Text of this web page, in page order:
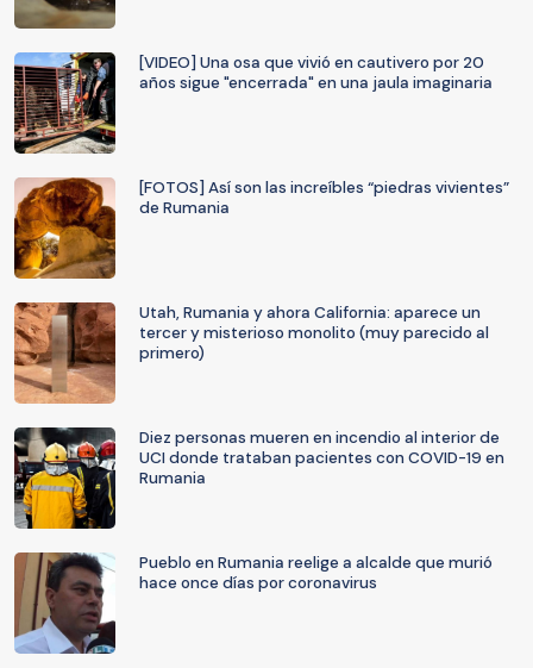
[VIDEO] Una osa que vivió en cautivero por 20
años sigue "encerrada" en una jaula imaginaria
[FOTOS] Así son las increíbles “piedras vivientes”
de Rumania
Utah, Rumania y ahora California: aparece un
tercer y misterioso monolito (muy parecido al
primero)
Diez personas mueren en incendio al interior de
UCI donde trataban pacientes con COVID-19 en
Rumania
Pueblo en Rumania reelige a alcalde que murió
hace once días por coronavirus